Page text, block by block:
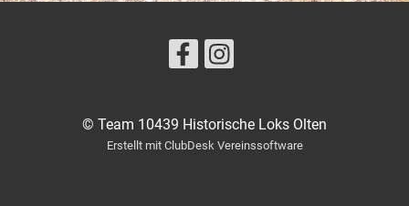
© Team 10439 Historische Loks Olten
Erstellt mit ClubDesk Vereinssoftware